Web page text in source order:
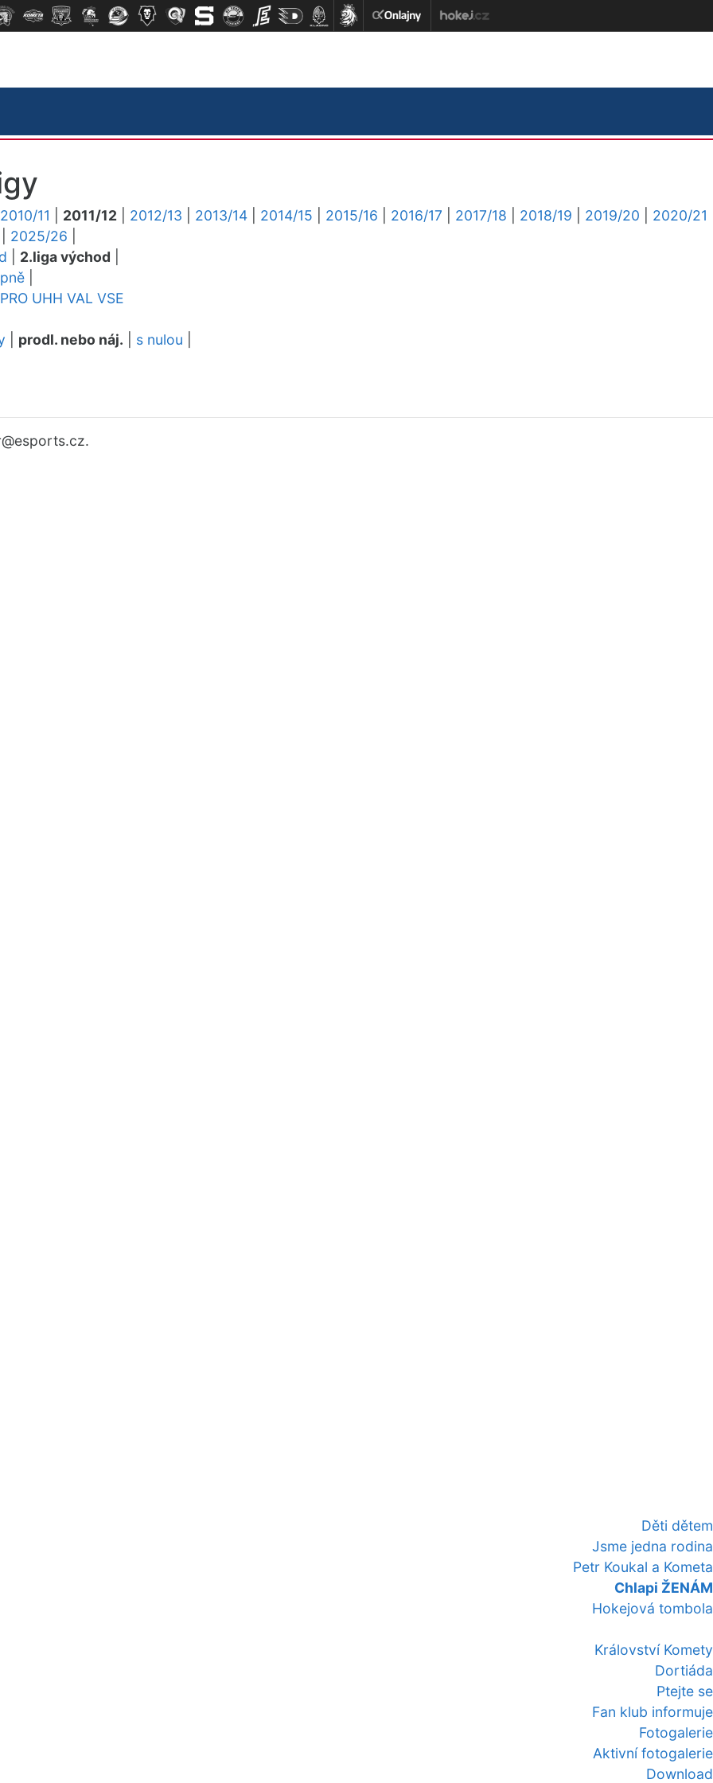
Děti dětem
Jsme jedna rodina
Petr Koukal a Kometa
Chlapi ŽENÁM
Hokejová tombola
Království Komety
Dortiáda
Ptejte se
Fan klub informuje
Fotogalerie
Aktivní fotogalerie
Download
2010/11 2011/12 2012/13 2013/14 2014/15 2015/16 2016/17 2017/18 2018/19 2019/20
2020/21
2025/26
2.liga východ
PRO UHH VAL VSE
prodl. nebo náj. s nulou
@esports.cz.